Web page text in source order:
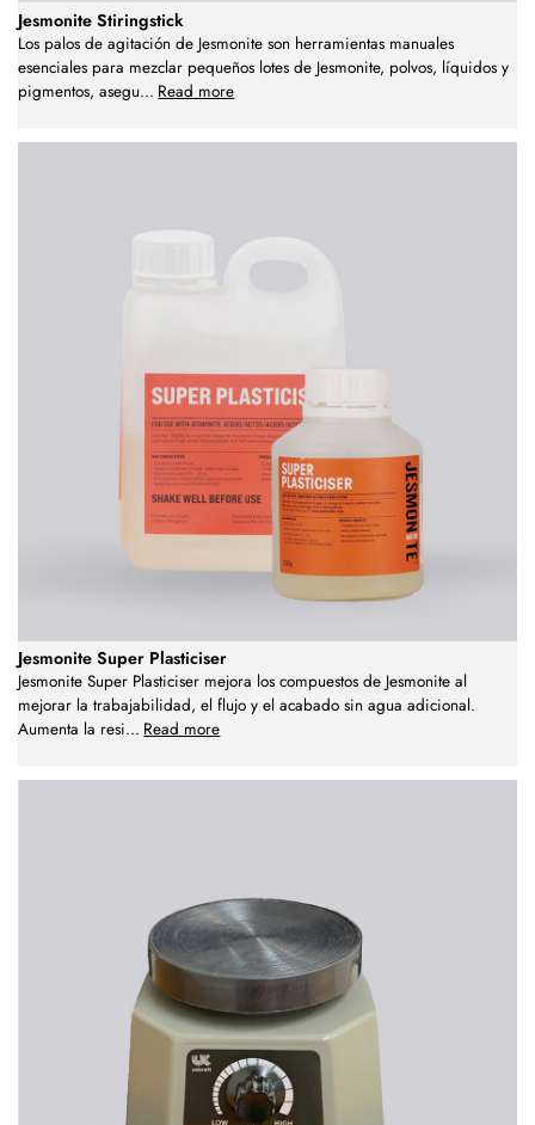
Jesmonite Stiringstick
Los palos de agitación de Jesmonite son herramientas manuales
esenciales para mezclar pequeños lotes de Jesmonite, polvos, líquidos y
pigmentos, asegu... Read more
Jesmonite Super Plasticiser
Jesmonite Super Plasticiser mejora los compuestos de Jesmonite al
mejorar la trabajabilidad, el flujo y el acabado sin agua adicional.
Aumenta la resi... Read more